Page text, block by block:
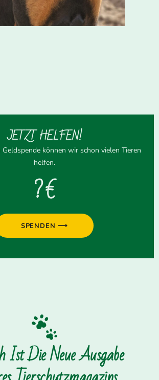
JETZT HELFEN!
können wir schon vielen Tieren
helfen.
? €
SPENDEN ⟶
Ist Die Neue Ausgabe